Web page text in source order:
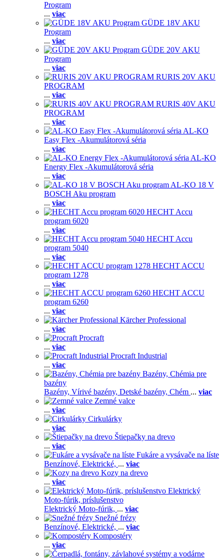
Program
... viac
GÜDE 18V AKU
Program
... viac
GÜDE 20V AKU
Program
... viac
RURIS 20V AKU
PROGRAM
... viac
RURIS 40V AKU
PROGRAM
... viac
AL-KO
Easy Flex -Akumulátorová séria
... viac
AL-KO
Energy Flex -Akumulátorová séria
... viac
AL-KO 18 V
BOSCH Aku program
... viac
HECHT Accu
program 6020
... viac
HECHT Accu
program 5040
... viac
HECHT ACCU
program 1278
... viac
HECHT ACCU
program 6260
... viac
Kärcher Professional
... viac
Procraft
... viac
Procraft Industrial
... viac
Bazény, Chémia pre
bazény
Bazény, Vírivé bazény, Detské bazény, Chém ... viac
Zemné valce
... viac
Cirkulárky
... viac
Štiepačky na drevo
... viac
Fukáre a vysávače na líste
Benzínové, Elektrické, ... viac
Kozy na drevo
... viac
Elektrický
Moto-fúrik, príslušenstvo
Elektrický Moto-fúrik, ... viac
Snežné frézy
Benzínové, Elektrické, ... viac
Kompostéry
... viac